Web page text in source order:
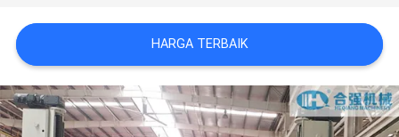
POLICY
HARGA TERBAIK